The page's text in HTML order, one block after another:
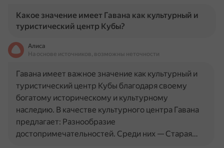
Какое значение имеет Гавана как культурный и
туристический центр Кубы?
Алиса
На основе источников, возможны неточности
Гавана имеет важное значение как культурный и
туристический центр Кубы благодаря своему
богатому историческому и культурному
наследию. В качестве культурного центра Гавана
предлагает: Разнообразие
достопримечательностей. Среди них — Старая…